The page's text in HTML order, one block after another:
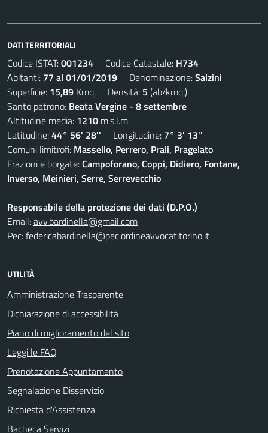
DATI TERRITORIALI
Codice ISTAT:001234 Codice Catastale: H734
Abitanti: 77 al 01/01/2019 Denominazione:Salzini
Superficie: 15,89 Kmq. Densità: 5 (ab/kmq.)
Santo patrono: Beata Vergine - 8 settembre
Altitudine media: 1210 m.s.l.m.
Latitudine:44° 56' 28'' Longitudine: 7° 3' 13''
Comuni limitrofi: Massello, Perrero, Prali, Pragelato
Frazioni e borgate:Campoforano, Coppi, Didiero, Fontane,
Inverso, Meinieri, Serre, Serrevecchio
Responsabile della protezione dei dati (D.P.O.)
Email:avv.bardinella@gmail.com
Pec:federicabardinella@pec.ordineavvocatitorino.it
UTILITÀ
Amministrazione Trasparente
Dichiarazione di accessibilità
Piano di miglioramento del sito
Leggi le FAQ
Prenotazione Appuntamento
Segnalazione Disservizio
Richiesta d'Assistenza
Bacheca Servizi